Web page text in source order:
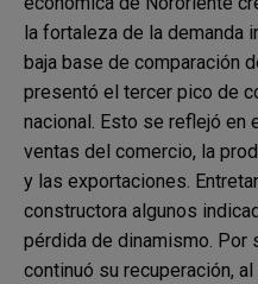
la fortaleza de la demanda
baja base de comparación
presentó el tercer pico de
nacional. Esto se reflejó en
ventas del comercio, la
y las exportaciones.
constructora algunos
pérdida de dinamismo. Por
continuó su recuperación,